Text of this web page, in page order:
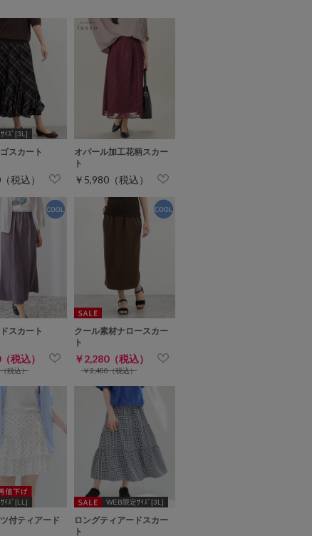
ｲｽﾞ[3L]
スカート
税込）
オパール加工花柄スカー
ト
￥5,980（税込）
スカート
税込）
税込）
クール素材ナロースカー
ト
￥2,280（税込）
￥2,480（税込）
ｲｽﾞ[LL]
付ティアード
WEB限定ｻｲｽﾞ[3L]
ロングティアードスカー
ト